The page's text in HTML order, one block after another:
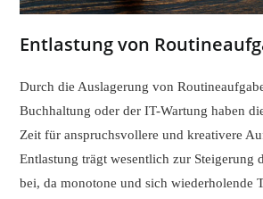
Entlastung von
Durch die Auslagerung von
Buchhaltung oder der IT-Wartung haben
Zeit für anspruchsvollere und kreativere
Entlastung trägt wesentlich zur Steigerung
bei, da monotone und sich wiederholende